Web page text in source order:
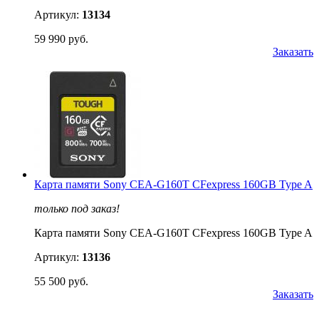
Артикул: 13134
59 990 руб.
Заказать
Карта памяти Sony CEA-G160T CFexpress 160GB Type A
только под заказ!
Карта памяти Sony CEA-G160T CFexpress 160GB Type A
Артикул: 13136
55 500 руб.
Заказать